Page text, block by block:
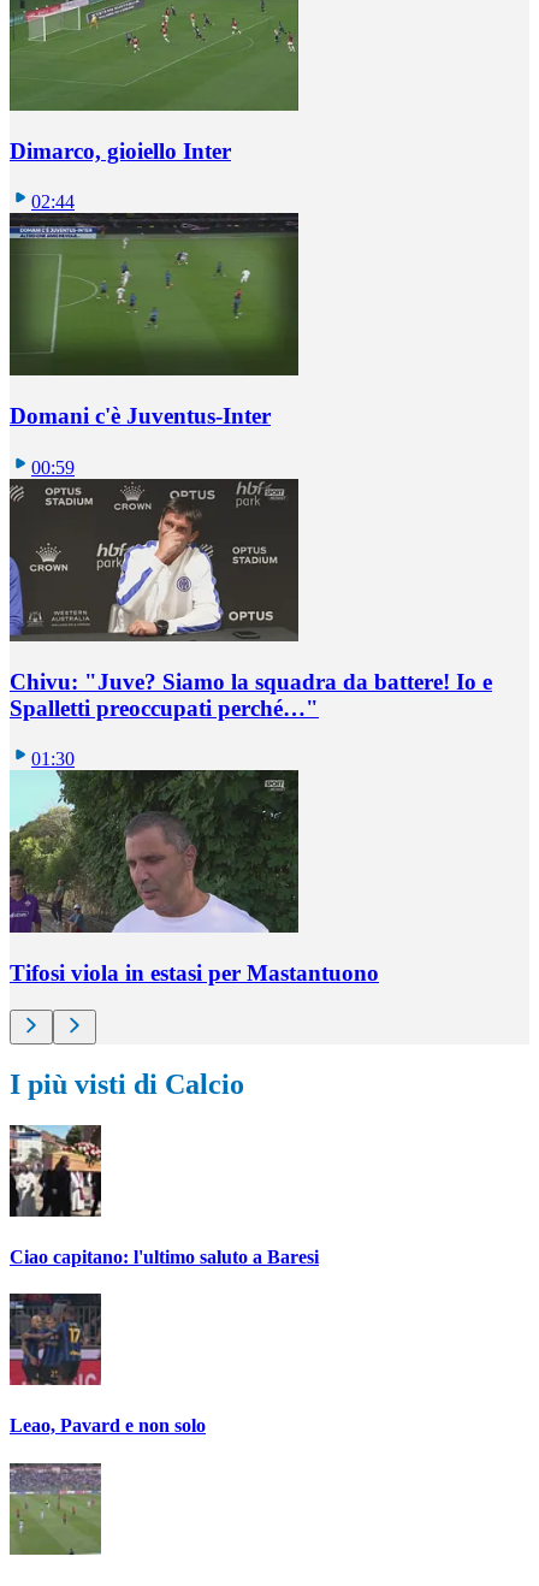
Dimarco, gioiello Inter
02:44
Domani c'è Juventus-Inter
00:59
Chivu: "Juve? Siamo la squadra da battere! Io e
Spalletti preoccupati perché…"
01:30
Tifosi viola in estasi per Mastantuono
I più visti di Calcio
Ciao capitano: l'ultimo saluto a Baresi
Leao, Pavard e non solo